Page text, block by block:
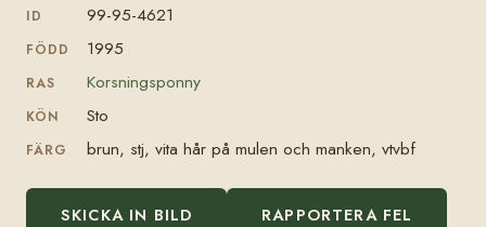
ID 99-95-4621
FÖDD 1995
RAS Korsningsponny
KÖN Sto
FÄRG brun, stj, vita hår på mulen och manken, vtvbf
SKICKA IN BILD RAPPORTERA FEL